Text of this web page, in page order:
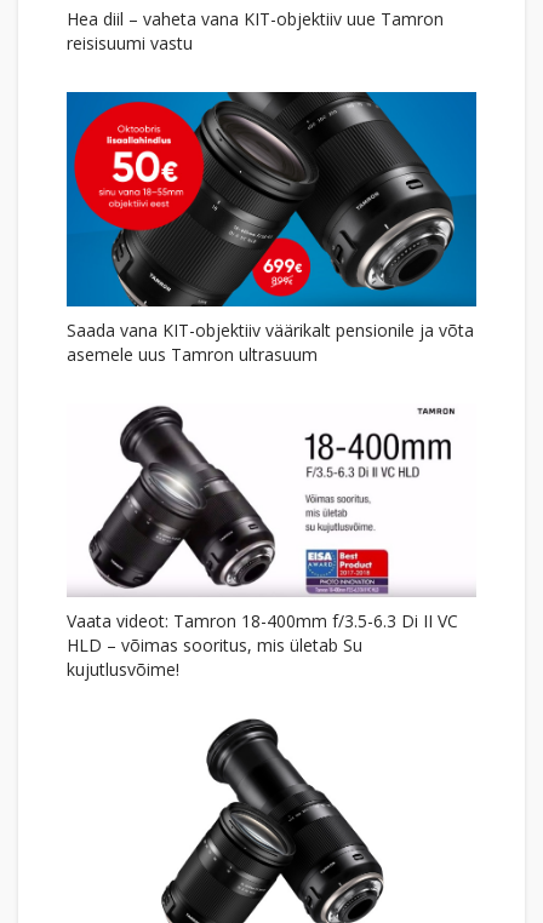
Hea diil – vaheta vana KIT-objektiiv uue Tamron
reisisuumi vastu
Saada vana KIT-objektiiv väärikalt pensionile ja võta
asemele uus Tamron ultrasuum
Vaata videot: Tamron 18-400mm f/3.5-6.3 Di II VC
HLD – võimas sooritus, mis ületab Su
kujutlusvõime!